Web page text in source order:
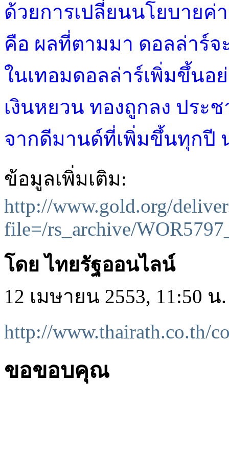
ด้วยการเปลี่ยนนโยบายค่
คือ ผลที่ตามมา ดอลล่าร์จ
ในเทอมดอลล่าร์เพิ่มขึ้นอ
เงินหยวน ทองถูกลง ประ
จากดีมานด์ที่เพิ่มขึ้นทุกปี
ข้อมูลเพิ่มเติม:
http://www.gold.org/
file=/rs_archive/
โดย ไทยรัฐออนไลน์
12 เมษายน 2553, 11:50 น.
http://www.thairath.co.th/
ขอขอบคุณ